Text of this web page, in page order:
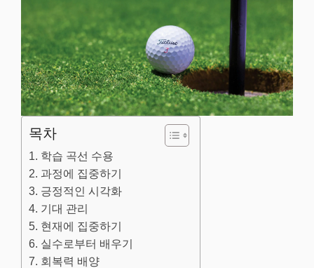
목차
1. 학습 곡선 수용
2. 과정에 집중하기
3. 긍정적인 시각화
4. 기대 관리
5. 현재에 집중하기
6. 실수로부터 배우기
7. 회복력 배양